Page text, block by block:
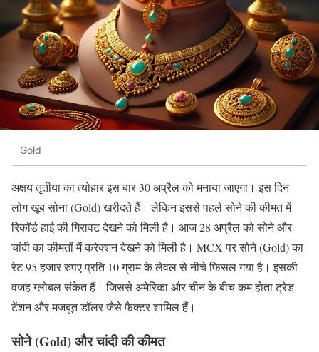
Gold
अक्षय तृतीया का त्योहार इस बार 30 अप्रैल को मनाया जाएगा। इस दिन
लोग खूब सोना (Gold) खरीदते हैं। लेकिन इससे पहले सोने की कीमत में
रिकॉर्ड हाई की गिरावट देखने को मिली है। आज 28 अप्रैल को सोने और
चांदी का कीमतों में करेक्शन देखने को मिली है। MCX पर सोने (Gold) का
रेट 95 हजार रुपए प्रति 10 ग्राम के लेवल से नीचे फिसल गया है। इसकी
वजह ग्लोबल संकेत हैं। जिससे अमेरिका और चीन के बीच कम होता ट्रेड
टेंशन और मजबूत डॉलर जैसे फैक्टर शामिल हैं।
सोने (Gold) और चांदी की कीमत